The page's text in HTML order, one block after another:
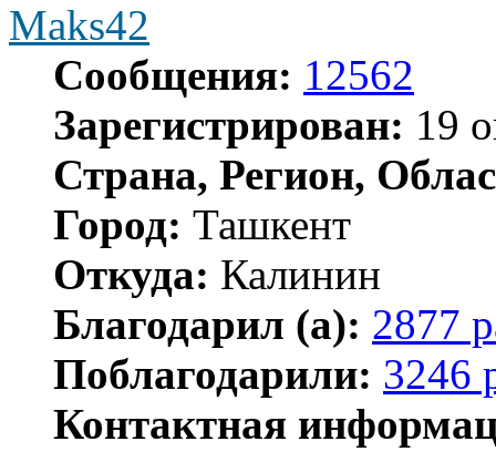
Maks42
Сообщения: 12562
Зарегистрирован: 19
Страна, Регион,
Город: Ташкент
Откуда: Калинин
Благодарил (а): 2877
Поблагодарили: 3246
Контактная